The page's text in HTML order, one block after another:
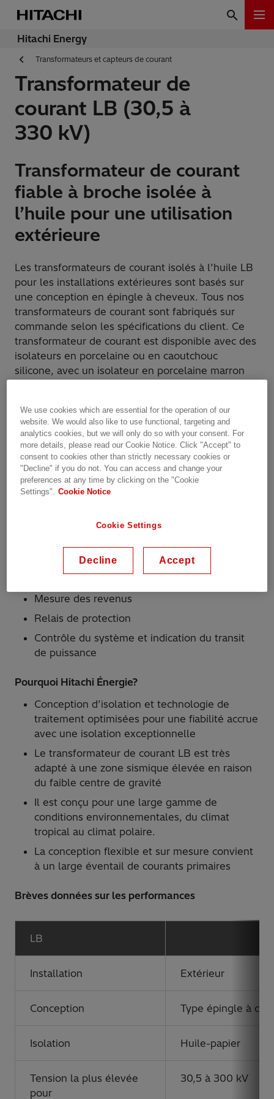
Hitachi Energy
Transformateurs et capteurs de courant
Transformateur de
courant LB (30,5 à
330 kV)
Transformateur de courant
fiable à broche isolée à
l’huile pour une utilisation
extérieure
Les transformateurs de courant isolés à l’huile LB
pour les installations extérieures sont basés sur
une conception en épingle à cheveux. Tous nos
transformateurs de courant sont fabriqués sur
commande selon les spécifications du client. Ce
transformateur de courant est disponible avec des
isolateurs en porcelaine ou en caoutchouc
silicone, avec un isolateur en porcelaine marron
réalisé à l’aide d’un coussin de gaz au-dessus de
l’huile pour empêcher la respiration libre à
l’extérieur de l’air chargé d’humidité.
Le LB démontre une performance fiable en service
avec un faible taux de défaillance sur le terrain
applications et dans des climats allant du désert à
Applications
Mesure des revenus
Relais de protection
Contrôle du système et indication du transit
de puissance
Pourquoi Hitachi Énergie?
Conception d’isolation et technologie de
traitement optimisées pour une fiabilité accrue
avec une isolation exceptionnelle
Le transformateur de courant LB est très
adapté à une zone sismique élevée en raison
du faible centre de gravité
Il est conçu pour une large gamme de
conditions environnementales, du climat
tropical au climat polaire.
La conception flexible et sur mesure convient
à un large éventail de courants primaires
Brèves données sur les performances
LB
Installation Extérieur
Conception Type épingle à
Isolation Huile-papier
Tension la plus élevée
pour
30,5 à 300 kV
We use cookies which are essential for the operation of our
website. We would also like to use functional, targeting and
analytics cookies, but we will only do so with your consent. For
more details, please read our Cookie Notice. Click "Accept" to
consent to cookies other than strictly necessary cookies or
"Decline" if you do not. You can access and change your
preferences at any time by clicking on the "Cookie
Settings".
Cookie Notice
Cookie Settings
Decline Accept